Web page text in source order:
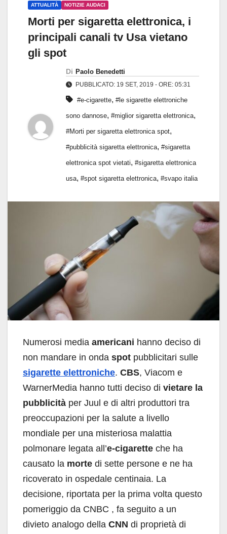
ATTUALITÀ NOTIZIE AUDACI
Morti per sigaretta elettronica, i
principali canali tv Usa vietano
gli spot
Di Paolo Benedetti
PUBBLICATO: 19 SET, 2019 - ORE: 05:31
#e-cigarette, #le sigarette elettroniche
sono dannose, #miglior sigaretta elettronica,
#Morti per sigaretta elettronica spot,
#pubblicità sigaretta elettronica, #sigaretta
elettronica spot vietati, #sigaretta elettronica
usa, #spot sigaretta elettronica, #svapo italia
Numerosi media americani hanno deciso di
non mandare in onda spot pubblicitari sulle
sigarette elettroniche. CBS, Viacom e
WarnerMedia hanno tutti deciso di vietare la
pubblicità per Juul e di altri produttori tra
preoccupazioni per la salute a livello
mondiale per una misteriosa malattia
polmonare legata all’e-cigarette che ha
causato la morte di sette persone e ne ha
ricoverato in ospedale centinaia. La
decisione, riportata per la prima volta questo
pomeriggio da CNBC , fa seguito a un
divieto analogo della CNN di proprietà di